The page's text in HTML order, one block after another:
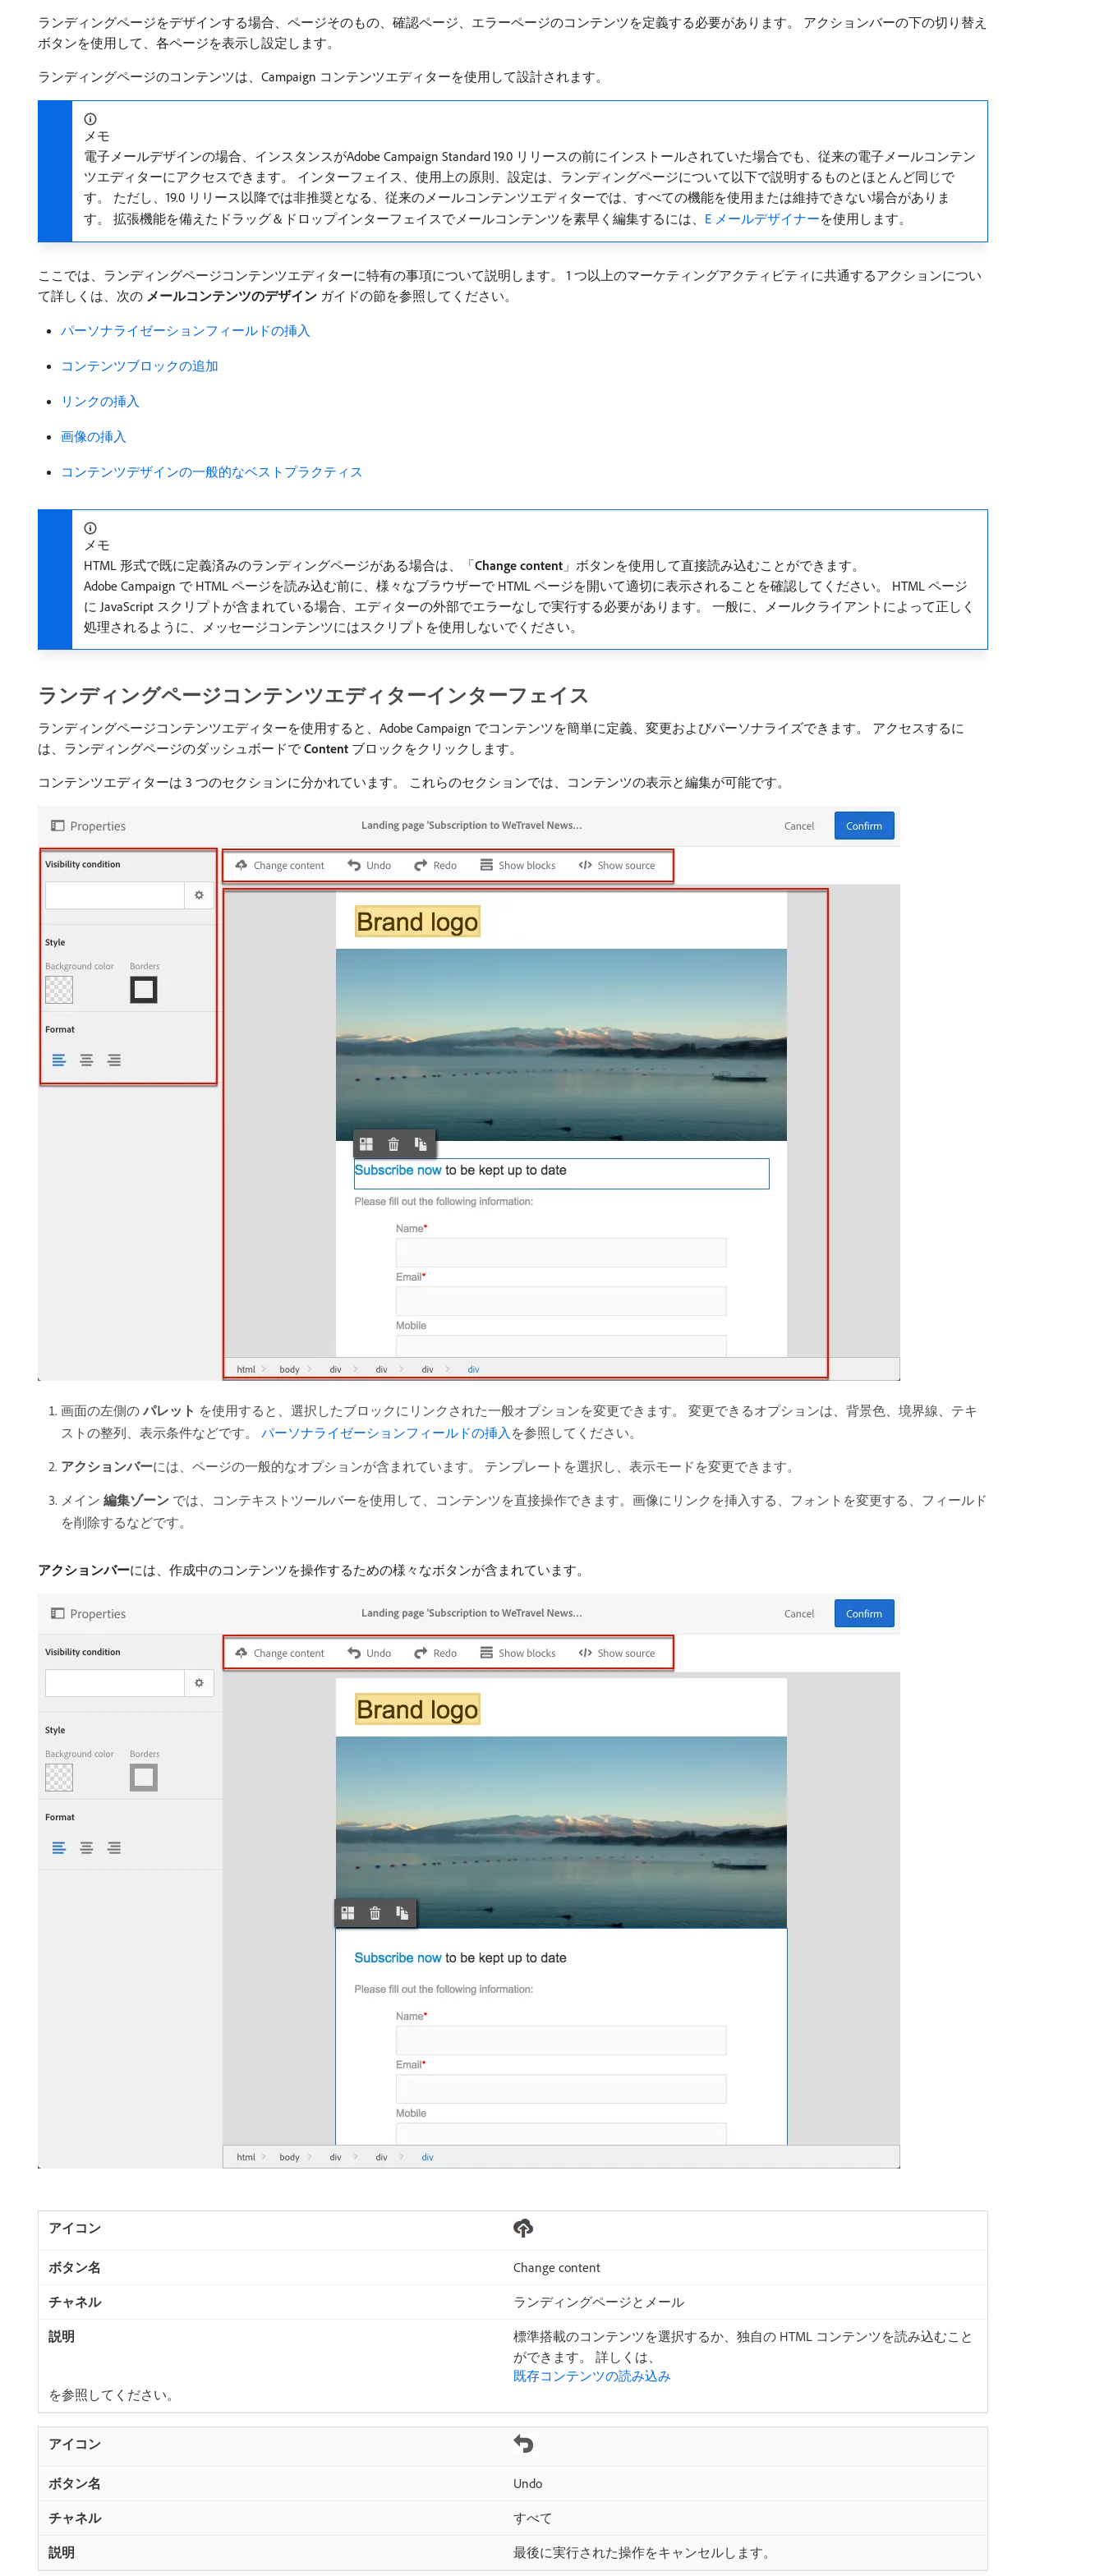
ランディングページをデザインする場合、ページそのもの、確認ページ、エラーページのコンテンツを定義する必要があります。 アクションバーの下の切り替え
ボタンを使用して、各ページを表示し設定します。
ランディングページのコンテンツは、Campaign コンテンツエディターを使用して設計されます。
メモ
電子メールデザインの場合、インスタンスがAdobe Campaign Standard 19.0 リリースの前にインストールされていた場合でも、従来の電子メールコンテン
ツエディターにアクセスできます。 インターフェイス、使用上の原則、設定は、ランディングページについて以下で説明するものとほとんど同じで
す。 ただし、19.0 リリース以降では非推奨となる、従来のメールコンテンツエディターでは、すべての機能を使用または維持できない場合がありま
す。 拡張機能を備えたドラッグ＆ドロップインターフェイスでメールコンテンツを素早く編集するには、 E メールデザイナーを使用します。
ここでは、ランディングページコンテンツエディターに特有の事項について説明します。 1 つ以上のマーケティングアクティビティに共通するアクションについ
て詳しくは、次の​ メールコンテンツのデザイン ​ガイドの節を参照してください。
パーソナライゼーションフィールドの挿入
コンテンツブロックの追加
リンクの挿入
画像の挿入
コンテンツデザインの一般的なベストプラクティス
メモ
HTML 形式で既に定義済みのランディングページがある場合は、「Change content 」ボタンを使用して直接読み込むことができます。
Adobe Campaign で HTML ページを読み込む前に、様々なブラウザーで HTML ページを開いて適切に表示されることを確認してください。 HTML ページ
に JavaScript スクリプトが含まれている場合、エディターの外部でエラーなしで実行する必要があります。 一般に、メールクライアントによって正しく
処理されるように、メッセージコンテンツにはスクリプトを使用しないでください。
ランディングページコンテンツエディターインターフェイス
ランディングページコンテンツエディターを使用すると、Adobe Campaign でコンテンツを簡単に定義、変更およびパーソナライズできます。 アクセスするに
は、ランディングページのダッシュボードで​ Content ​ブロックをクリックします。
コンテンツエディターは 3 つのセクションに分かれています。 これらのセクションでは、コンテンツの表示と編集が可能です。
画面の左側の​ パレット ​を使用すると、選択したブロックにリンクされた一般オプションを変更できます。 変更できるオプションは、背景色、境界線、テキ
ストの整列、表示条件などです。
​ パーソナライゼーションフィールドの挿入 を参照してください。
アクションバー​には、ページの一般的なオプションが含まれています。 テンプレートを選択し、表示モードを変更できます。
メイン​ 編集ゾーン ​では、コンテキストツールバーを使用して、コンテンツを直接操作できます。画像にリンクを挿入する、フォントを変更する、フィールド
を削除するなどです。
アクションバー​には、作成中のコンテンツを操作するための様々なボタンが含まれています。
Change content
ランディングページとメール
標準搭載のコンテンツを選択するか、独自の HTML コンテンツを読み込むこと
ができます。 詳しくは、
既存コンテンツの読み込み
を参照してください。
Undo
すべて
最後に実行された操作をキャンセルします。